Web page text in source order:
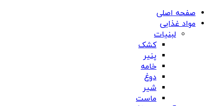
صفحه اصلی
مواد غذایی
لبنیات
کشک
پنیر
خامه
دوغ
شیر
ماست